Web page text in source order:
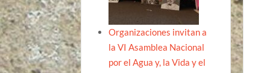
Organizaciones invitan a
la VI Asamblea Nacional
por el Agua y, la Vida y el